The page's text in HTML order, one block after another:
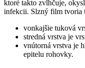
ktoré takto zvlhčuje,
infekcii. Slzný film tvoria
vonkajšie tuková
stredná vrstva je
vnútorná vrstva je
epitelu rohovky.